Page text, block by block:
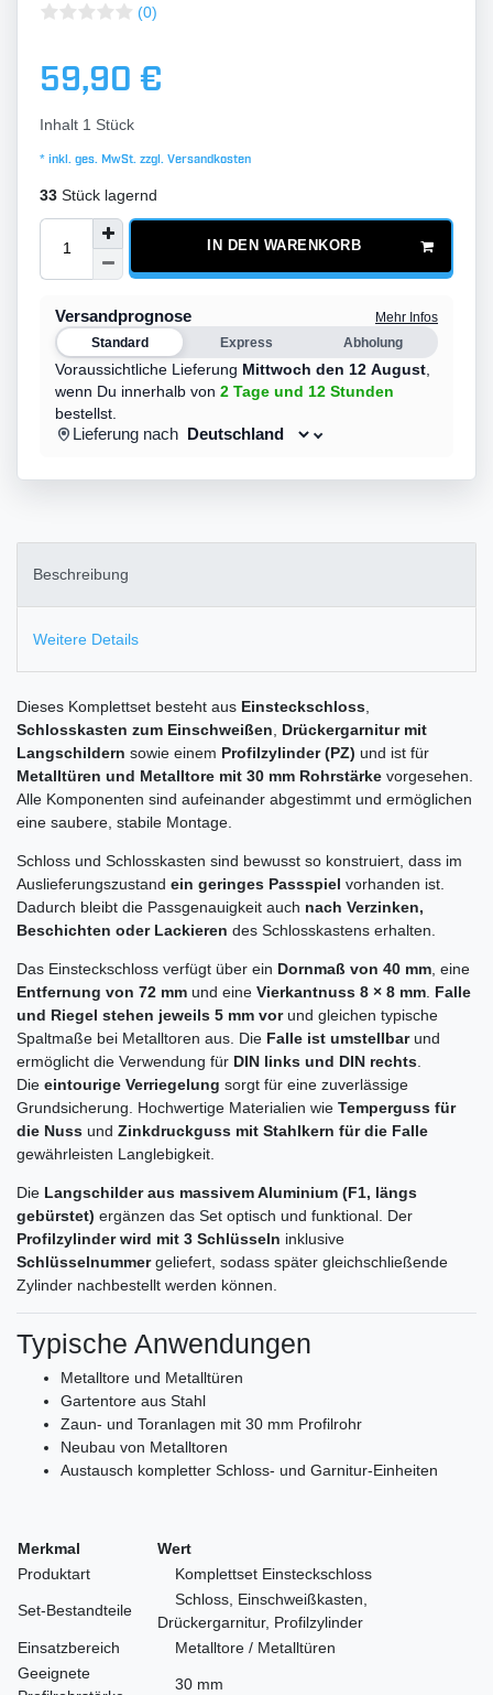
(0)
59,90 €
Inhalt 1 Stück
* inkl. ges. MwSt. zzgl. Versandkosten
33 Stück lagernd
IN DEN WARENKORB
Versandprognose
Mehr Infos
Standard
Express Abholung
Voraussichtliche Lieferung Mittwoch den 12 August
wenn Du innerhalb von 2 Tage und 12 Stunden
bestellst.
Lieferung nach
Beschreibung
Weitere Details
Dieses Komplettset besteht aus Einsteckschloss
Schlosskasten zum Einschweißen
Drückergarnitur mit
Langschildern sowie einem Profilzylinder (PZ) und ist für
Metalltüren und Metalltore mit 30 mm Rohrstärke vorgesehen.
Alle Komponenten sind aufeinander abgestimmt und ermöglichen
eine saubere, stabile Montage.
Schloss und Schlosskasten sind bewusst so konstruiert, dass im
Auslieferungszustand ein geringes Passspiel vorhanden ist.
Dadurch bleibt die Passgenauigkeit auch nach Verzinken,
Beschichten oder Lackieren des Schlosskastens erhalten.
Das Einsteckschloss verfügt über ein Dornmaß von 40 mm , eine
Entfernung von 72 mm und eine Vierkantnuss 8 × 8 mm Falle
und Riegel stehen jeweils 5 mm vorund gleichen typische
Spaltmaße bei Metalltoren aus. Die Falle ist umstellbarund
ermöglicht die Verwendung für DIN links und DIN rechts
Die eintourige Verriegelung sorgt für eine zuverlässige
Grundsicherung. Hochwertige Materialien wie Temperguss für
die Nuss und Zinkdruckguss mit Stahlkern für die Falle
gewährleisten Langlebigkeit.
Die Langschilder aus massivem Aluminium (F1, längs
gebürstet) ergänzen das Set optisch und funktional. Der
Profilzylinder wird mit 3 Schlüsseln inklusive
Schlüsselnummergeliefert, sodass später gleichschließende
Zylinder nachbestellt werden können.
Typische Anwendungen
Metalltore und Metalltüren
Gartentore aus Stahl
Zaun- und Toranlagen mit 30 mm Profilrohr
Neubau von Metalltoren
Austausch kompletter Schloss- und Garnitur-Einheiten
Merkmal
Wert
Produktart
Komplettset Einsteckschloss
Set-Bestandteile
Schloss, Einschweißkasten,
Drückergarnitur, Profilzylinder
Einsatzbereich
Metalltore / Metalltüren
Geeignete
30 mm